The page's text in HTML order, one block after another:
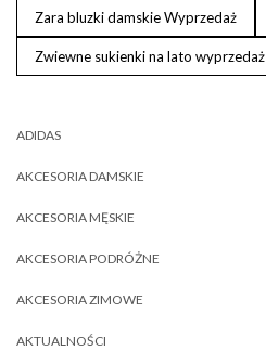
Zara bluzki damskie Wyprzedaż
Zwiewne sukienki na lato wyprzedaż
ADIDAS
AKCESORIA DAMSKIE
AKCESORIA MĘSKIE
AKCESORIA PODRÓŻNE
AKCESORIA ZIMOWE
AKTUALNOŚCI